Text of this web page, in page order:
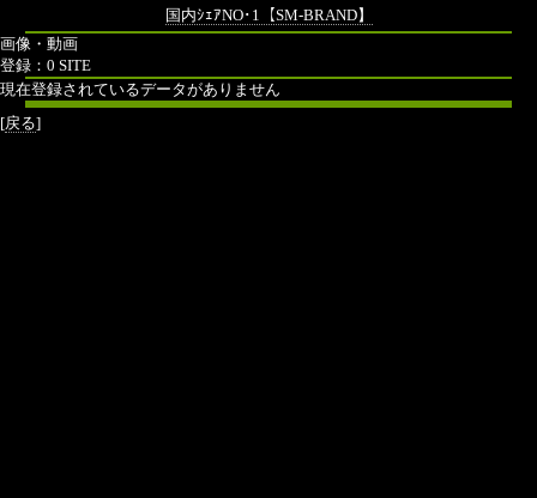
国内ｼｪｱNO･1【SM-BRAND】
画像・動画
登録：0 SITE
現在登録されているデータがありません
[戻る]